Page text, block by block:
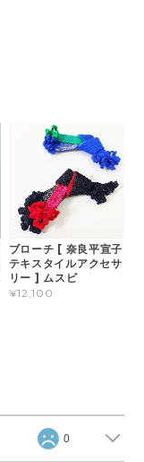
ブローチ [ 奈良平宣子
テキスタイルアクセサ
リー ] ムスビ
¥12,100
0